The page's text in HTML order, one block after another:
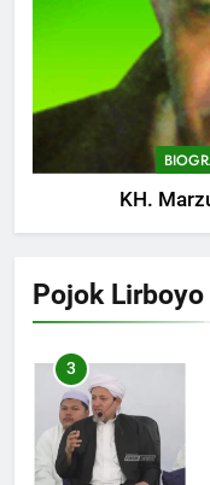
KH.
Pojok Lirboyo
3